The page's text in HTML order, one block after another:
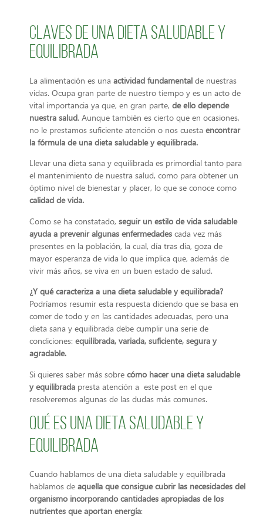
Claves de una dieta saludable y
equilibrada
La alimentación es una actividad fundamental de nuestras
vidas. Ocupa gran parte de nuestro tiempo y es un acto de
vital importancia ya que, en gran parte, de ello depende
nuestra salud. Aunque también es cierto que en ocasiones,
no le prestamos suficiente atención o nos cuesta encontrar
la fórmula de una dieta saludable y equilibrada.
Llevar una dieta sana y equilibrada es primordial tanto para
el mantenimiento de nuestra salud, como para obtener un
óptimo nivel de bienestar y placer, lo que se conoce como
calidad de vida.
Como se ha constatado, seguir un estilo de vida saludable
ayuda a prevenir algunas enfermedades cada vez más
presentes en la población, la cual, día tras día, goza de
mayor esperanza de vida lo que implica que, además de
vivir más años, se viva en un buen estado de salud.
¿Y qué caracteriza a una dieta saludable y equilibrada?
Podríamos resumir esta respuesta diciendo que se basa en
comer de todo y en las cantidades adecuadas, pero una
dieta sana y equilibrada debe cumplir una serie de
condiciones: equilibrada, variada, suficiente, segura y
agradable.
Si quieres saber más sobre cómo hacer una dieta saludable
y equilibrada presta atención a este post en el que
resolveremos algunas de las dudas más comunes.
Qué es una dieta saludable y
equilibrada
Cuando hablamos de una dieta saludable y equilibrada
hablamos de aquella que consigue cubrir las necesidades del
organismo incorporando cantidades apropiadas de los
nutrientes que aportan energía: